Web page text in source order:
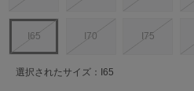
I65 I70 I75
選択されたサイズ：I65